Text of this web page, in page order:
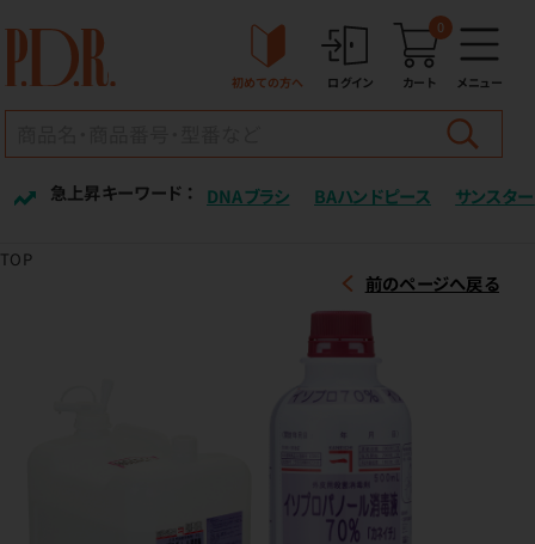
初めての方へ ログイン カート
0
メニュー
急上昇キーワード ： DNAブラシ BAハンドピース サンスター
TOP
前のページへ戻る